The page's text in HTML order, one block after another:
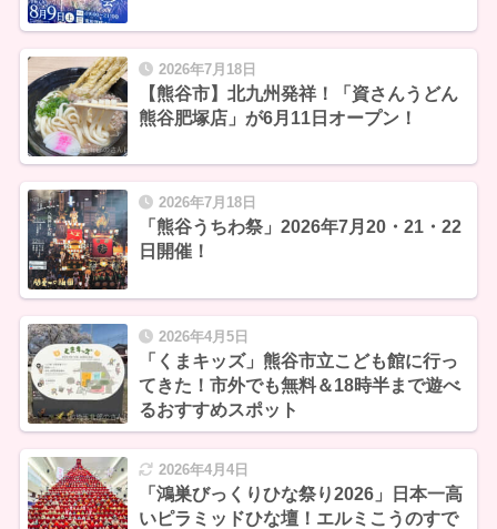
2026年7月18日
【熊谷市】北九州発祥！「資さんうどん
熊谷肥塚店」が6月11日オープン！
2026年7月18日
「熊谷うちわ祭」2026年7月20・21・22
日開催！
2026年4月5日
「くまキッズ」熊谷市立こども館に行っ
てきた！市外でも無料＆18時半まで遊べ
るおすすめスポット
2026年4月4日
「鴻巣びっくりひな祭り2026」日本一高
いピラミッドひな壇！エルミこうのすで